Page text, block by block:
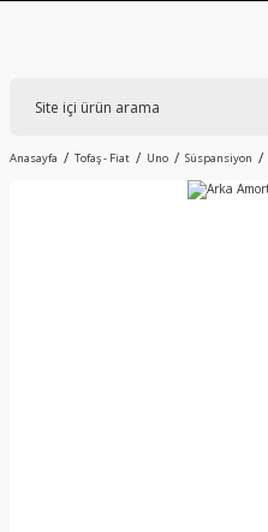
Anasayfa Tofaş - Fiat Uno Süspansiyon